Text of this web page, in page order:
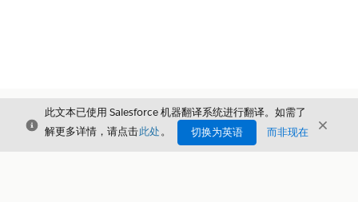
关闭
此文本已使用 Salesforce 机器翻译系统进行翻译。如需了
解更多详情，请点击此处。 切换为英语 而非现在 关闭